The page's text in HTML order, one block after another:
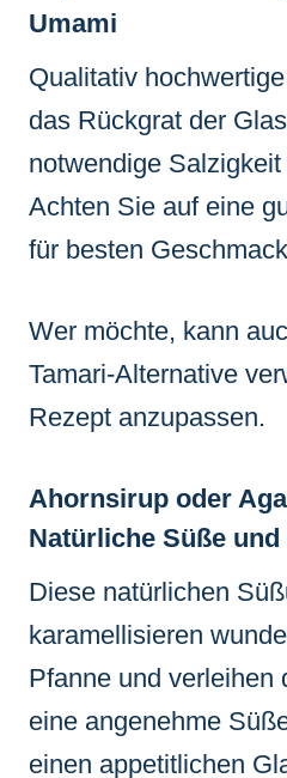
Umami
Qualitativ
das Rückgrat der
notwendige
Achten Sie auf eine
für besten
Wer möchte, kann
Tamari-Alternative
Rezept anzupassen.
Ahornsirup oder
Natürliche Süße und
Diese natürlichen
karamellisieren
Pfanne und verleihen
eine angenehme
einen appetitlichen